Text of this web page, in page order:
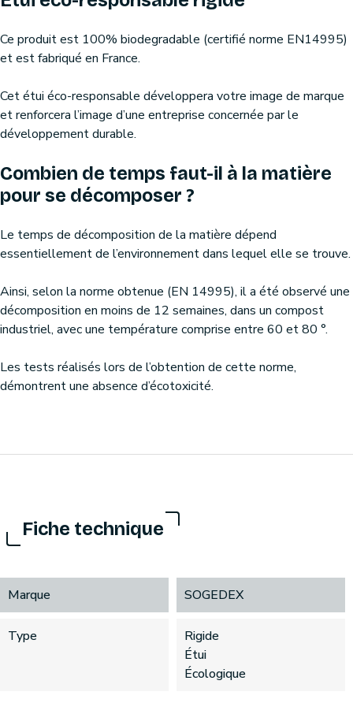
Ce produit est 100% biodegradable (certifié norme EN14995)
et est fabriqué en France.
Cet étui éco-responsable développera votre image de marque
et renforcera l’image d’une entreprise concernée par le
développement durable.
Combien de temps faut-il à la matière
pour se décomposer ?
Le temps de décomposition de la matière dépend
essentiellement de l’environnement dans lequel elle se trouve.
Ainsi, selon la norme obtenue (EN 14995), il a été observé une
décomposition en moins de 12 semaines, dans un compost
industriel, avec une température comprise entre 60 et 80 °.
Les tests réalisés lors de l’obtention de cette norme,
démontrent une absence d’écotoxicité.
Fiche technique
Marque SOGEDEX
Type
Rigide
Étui
Écologique